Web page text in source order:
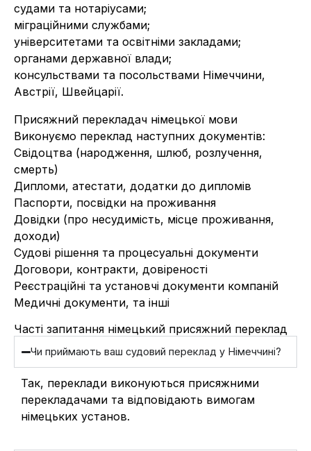
судами та нотаріусами;
міграційними службами;
університетами та освітніми закладами;
органами державної влади;
консульствами та посольствами Німеччини,
Австрії, Швейцарії.
Присяжний перекладач німецької мови
Виконуємо переклад наступних документів:
Свідоцтва (народження, шлюб, розлучення,
смерть)
Дипломи, атестати, додатки до дипломів
Паспорти, посвідки на проживання
Довідки (про несудимість, місце проживання,
доходи)
Судові рішення та процесуальні документи
Договори, контракти, довіреності
Реєстраційні та установчі документи компаній
Медичні документи, та інші
Часті запитання німецький присяжний переклад
Чи приймають ваш судовий переклад у Німеччині?
Так, переклади виконуються присяжними
перекладачами та відповідають вимогам
німецьких установ.